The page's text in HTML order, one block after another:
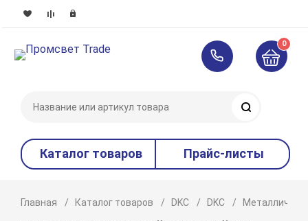
0
Каталог товаров Прайс-листы
Главная Каталог товаров DKC DKC